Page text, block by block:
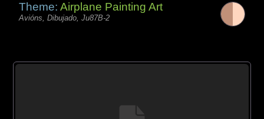
Theme:Airplane Painting Art
Avións, Dibujado, Ju87B-2